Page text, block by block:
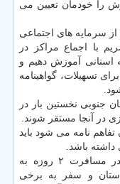
را خودمان تعیین می
از سرمایه های اجتماعی
با اجماع مراکز در
استانی آموزش دهیم و
تسهیلات، گواهینامه
جنوبی نخستین بار در
در آنجا مستقر شوند.
نامه می شود باید
باشد.
رییس سازمان آموزش فنی و حرفه ای در مسافرت ۲ روزه به
و سفر به برخی